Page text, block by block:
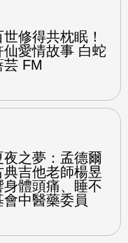
修得共枕眠！
愛情故事 白蛇
芸 FM
之夢：孟德爾
吉他老師楊昱
體頭痛、睡不
中醫藥委員